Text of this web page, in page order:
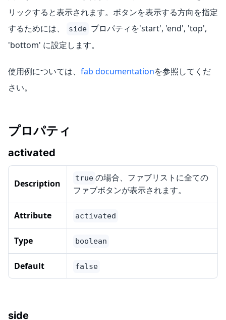
リックすると表示されます。ボタンを表示する方向を指定
するためには、
side プロパティを'start', 'end', 'top',
'bottom' に設定します。
使用例については、 fab documentationを参照してくだ
さい。
プロパティ
activated
Description true の場合、ファブリストに全ての
ファブボタンが表示されます。
Attribute activated
Type boolean
Default false
side